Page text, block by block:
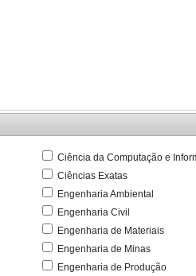
Ciência da Computação e
Ciências Exatas
Engenharia Ambiental
Engenharia Civil
Engenharia de Materiais
Engenharia de Minas
Engenharia de Produção